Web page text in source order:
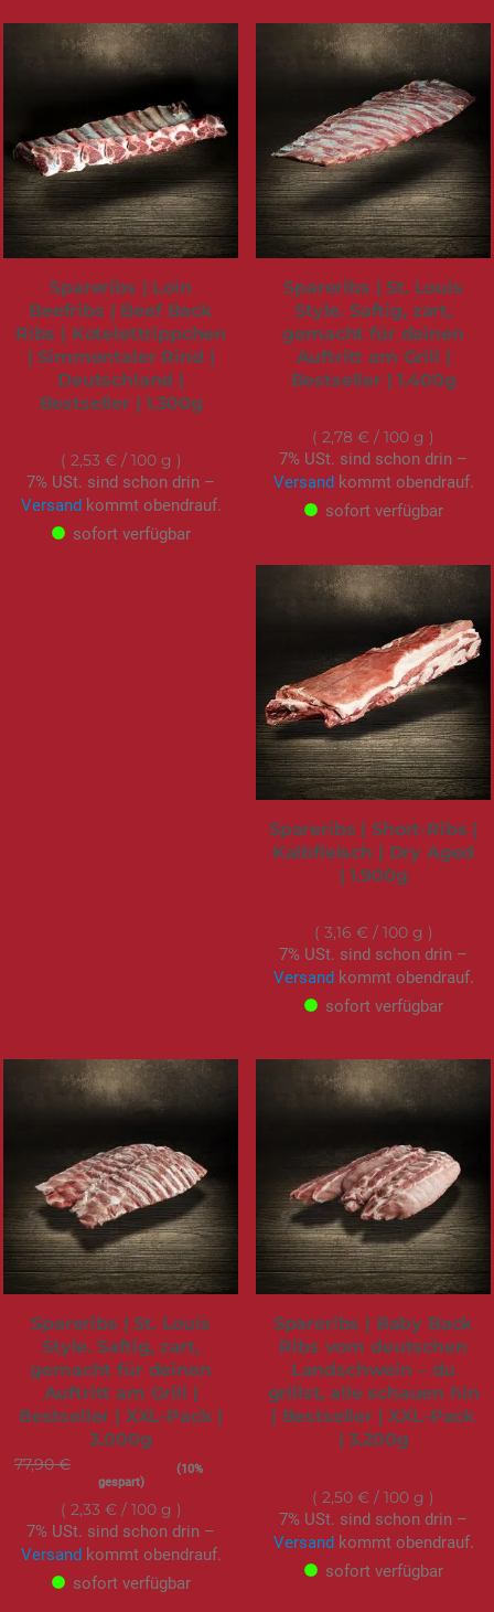
Spareribs | Loin
Beefribs | Beef Back
Ribs | Kotelettrippchen
| Simmentaler Rind |
Deutschland |
Bestseller | 1.300g
2,53 €/ 100 g
7% USt. sind schon drin –
Versandkommt obendrauf.
sofort verfügbar
Spareribs | St. Louis
Style. Saftig, zart,
gemacht für deinen
Auftritt am Grill |
Bestseller | 1.400g
2,78 € / 100 g
7% USt. sind schon drin –
Versandkommt obendrauf.
sofort verfügbar
Spareribs | Short-Ribs |
Kalbfleisch | Dry Aged
| 1.900g
3,16 €/ 100 g
7% USt. sind schon drin –
Versandkommt obendrauf.
sofort verfügbar
Spareribs | St. Louis
Style. Saftig, zart,
gemacht für deinen
Auftritt am Grill |
Bestseller | XXL-Pack |
3.000g
77,90 € Sonderangebot(10%
gespart)
2,33 €/ 100 g
7% USt. sind schon drin –
Versandkommt obendrauf.
sofort verfügbar
Spareribs | Baby Back
Ribs vom deutschen
Landschwein – du
grillst, alle schauen hin
| Bestseller | XXL-Pack
| 3.200g
2,50 € / 100 g
7% USt. sind schon drin –
Versandkommt obendrauf.
sofort verfügbar